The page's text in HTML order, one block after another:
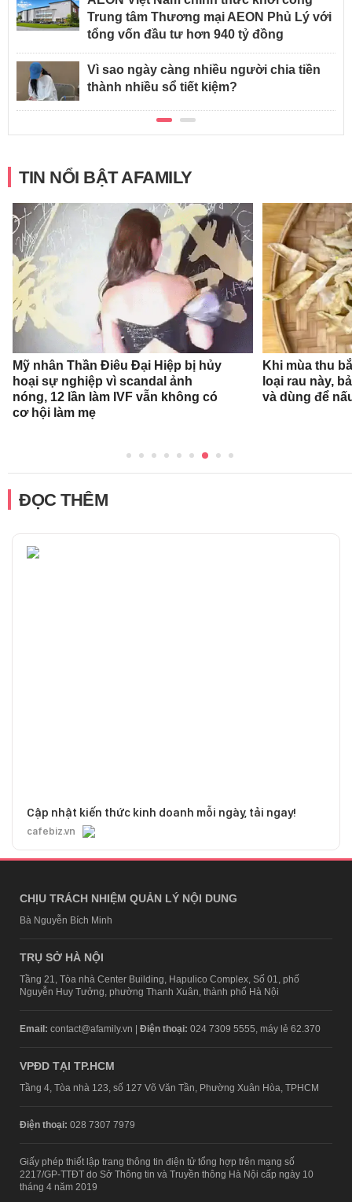
Trung tâm Thương mại AEON Phủ Lý với
tổng vốn đầu tư hơn 940 tỷ đồng
Vì sao ngày càng nhiều người chia tiền
thành nhiều sổ tiết kiệm?
TIN NỔI BẬT AFAMILY
Mỹ nhân Thần Điêu Đại Hiệp bị hủy
hoại sự nghiệp vì scandal ảnh
nóng, 12 lần làm IVF vẫn không có
cơ hội làm mẹ
Khi mùa thu
loại rau này,
và dùng để
ĐỌC THÊM
Cập nhật kiến thức kinh doanh mỗi ngày, tải ngay!
cafebiz.vn
CHỊU TRÁCH NHIỆM QUẢN LÝ NỘI DUNG
Bà Nguyễn Bích Minh
TRỤ SỞ HÀ NỘI
Tầng 21, Tòa nhà Center Building, Hapulico Complex, Số 01, phố
Nguyễn Huy Tưởng, phường Thanh Xuân, thành phố Hà Nội
Email: contact@afamily.vn | Điện thoại: 024 7309 5555, máy lẻ 62.370
VPĐD TẠI TP.HCM
Tầng 4, Tòa nhà 123, số 127 Võ Văn Tần, Phường Xuân Hòa, TPHCM
Điện thoại: 028 7307 7979
Giấy phép thiết lập trang thông tin điện tử tổng hợp trên mạng số
2217/GP-TTĐT do Sở Thông tin và Truyền thông Hà Nội cấp ngày 10
tháng 4 năm 2019